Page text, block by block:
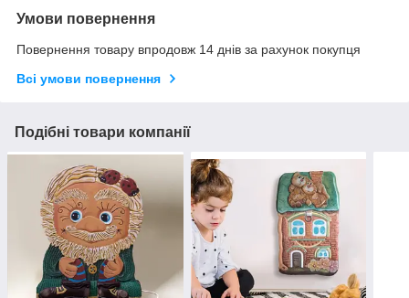
Умови повернення
Повернення товару впродовж 14 днів за рахунок покупця
Всі умови повернення
Подібні товари компанії